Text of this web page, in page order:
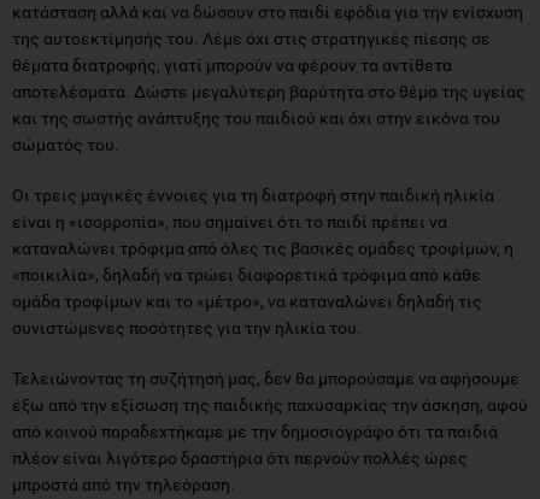
κατάσταση αλλά και να δώσουν στο παιδί εφόδια για την ενίσχυση
της αυτοεκτίμησής του. Λέμε όχι στις στρατηγικές πίεσης σε
θέματα διατροφής, γιατί μπορούν να φέρουν τα αντίθετα
αποτελέσματα. Δώστε μεγαλύτερη βαρύτητα στο θέμα της υγείας
και της σωστής ανάπτυξης του παιδιού και όχι στην εικόνα του
σώματός του.
Οι τρεις μαγικές έννοιες για τη διατροφή στην παιδική ηλικία
είναι η «ισορροπία», που σημαίνει ότι το παιδί πρέπει να
καταναλώνει τρόφιμα από όλες τις βασικές ομάδες τροφίμων, η
«ποικιλία», δηλαδή να τρώει διαφορετικά τρόφιμα από κάθε
ομάδα τροφίμων και το «μέτρο», να καταναλώνει δηλαδή τις
συνιστώμενες ποσότητες για την ηλικία του.
Τελειώνοντας τη συζήτησή μας, δεν θα μπορούσαμε να αφήσουμε
έξω από την εξίσωση της παιδικής παχυσαρκίας την άσκηση, αφού
από κοινού παραδεχτήκαμε με την δημοσιογράφο ότι τα παιδιά
πλέον είναι λιγότερο δραστήρια ότι περνούν πολλές ώρες
μπροστά από την τηλεόραση.